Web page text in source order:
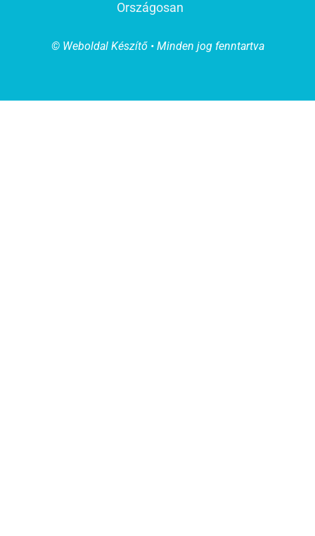
Országosan
© Weboldal Készítő • Minden jog fenntartva